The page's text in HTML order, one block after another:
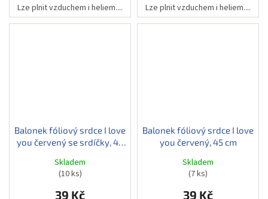
Lze plnit vzduchem i heliem.... Lze plnit vzduchem i heliem....
Balonek fóliový srdce I love
you červený se srdíčky, 45
Skladem
(10 ks)
39 Kč
Balonek fóliový srdce I love
you červený, 45 cm
Skladem
(7 ks)
39 Kč